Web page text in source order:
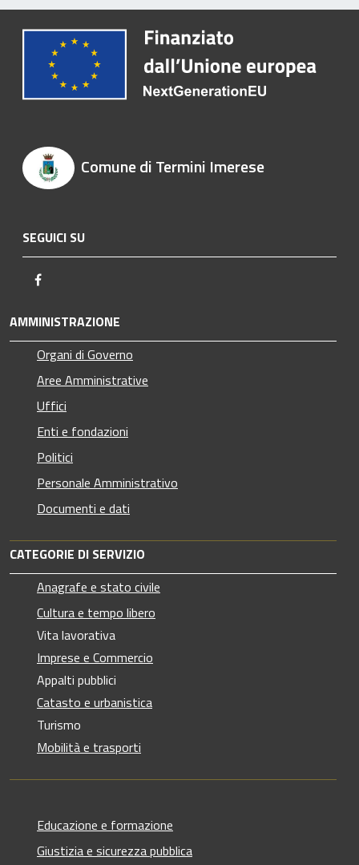
Comune di Termini Imerese
SEGUICI SU
AMMINISTRAZIONE
Organi di Governo
Aree Amministrative
Uffici
Enti e fondazioni
Politici
Personale Amministrativo
Documenti e dati
CATEGORIE DI SERVIZIO
Anagrafe e stato civile
Cultura e tempo libero
Vita lavorativa
Imprese e Commercio
Appalti pubblici
Catasto e urbanistica
Turismo
Mobilità e trasporti
Educazione e formazione
Giustizia e sicurezza pubblica